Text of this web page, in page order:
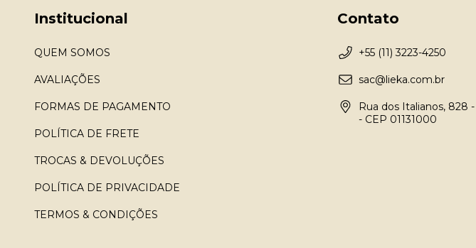
Institucional
QUEM SOMOS
AVALIAÇÕES
FORMAS DE PAGAMENTO
POLÍTICA DE FRETE
TROCAS & DEVOLUÇÕES
POLÍTICA DE PRIVACIDADE
TERMOS & CONDIÇÕES
Contato
+55 (11) 3223-4250
sac@lieka.com.br
Rua dos Italianos, 828
- CEP 01131000